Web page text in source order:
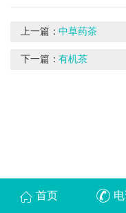
上一篇：中草药茶
下一篇：有机茶
首页